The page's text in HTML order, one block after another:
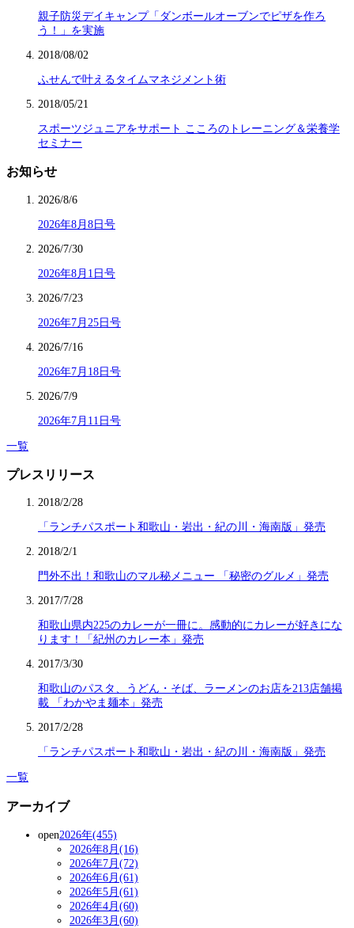
親子防災デイキャンプ「ダンボールオーブンでピザを作ろ
う！」を実施
2018/08/02
ふせんで叶えるタイムマネジメント術
2018/05/21
スポーツジュニアをサポート こころのトレーニング＆栄養学
セミナー
お知らせ
2026/8/6
2026年8月8日号
2026/7/30
2026年8月1日号
2026/7/23
2026年7月25日号
2026/7/16
2026年7月18日号
2026/7/9
2026年7月11日号
一覧
プレスリリース
2018/2/28
「ランチパスポート和歌山・岩出・紀の川・海南版」発売
2018/2/1
門外不出！和歌山のマル秘メニュー 「秘密のグルメ」発売
2017/7/28
和歌山県内225のカレーが一冊に。感動的にカレーが好きにな
ります！「紀州のカレー本」発売
2017/3/30
和歌山のパスタ、うどん・そば、ラーメンのお店を213店舗掲
載 「わかやま麺本」発売
2017/2/28
「ランチパスポート和歌山・岩出・紀の川・海南版」発売
一覧
アーカイブ
open2026年(455)
2026年8月(16)
2026年7月(72)
2026年6月(61)
2026年5月(61)
2026年4月(60)
2026年3月(60)